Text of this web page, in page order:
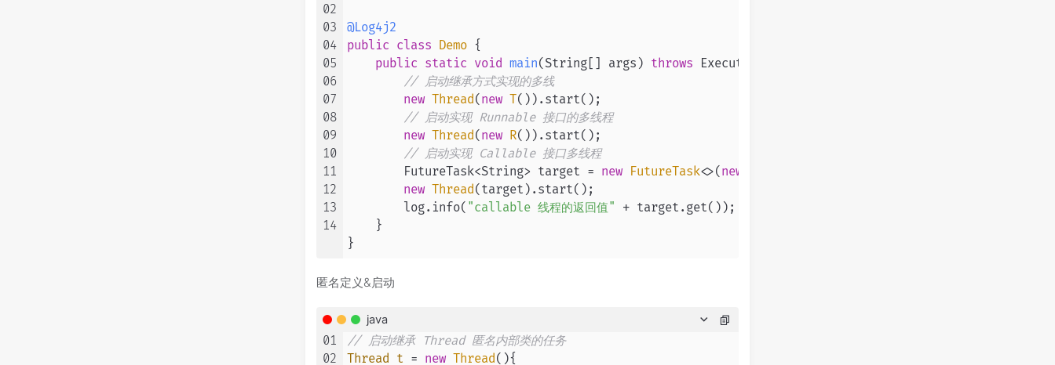
02
03
04
05
06
07
08
09
10
11
12
13
14
@Log4j2
public class Demo {
public static void main(String[] args) throws ExecutionException, InterruptedException {
// 启动继承方式实现的多线
new Thread ( new T()).start();
// 启动实现 Runnable 接口的多线程
new Thread ( new R()).start();
// 启动实现 Callable 接口多线程
        FutureTask<String> target =
new FutureTask<>( new
new Thread (target).start();
        log.info(
"callable 线程的返回值"
+ target.get());
    }
}
匿名定义&启动
java
01
02
// 启动继承 Thread 匿名内部类的任务
Thread
t = new Thread (){